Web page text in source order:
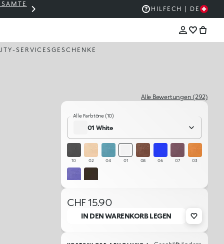
THE KIKO SALE: BIS ZU -50 %
HILFE CH | DE
SERVICESGESCHENKE
Alle Bewertungen (292)
Alle Farbtöne (10)
01 White
10 02 04 01 08 06 07 03
CHF 15.90
IN DEN WARENKORB LEGEN